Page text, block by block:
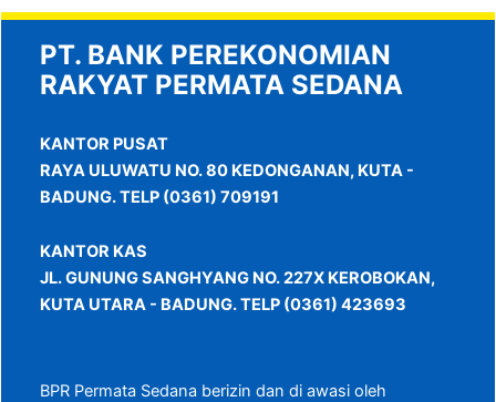
PT. BANK PEREKONOMIAN
RAKYAT PERMATA SEDANA
KANTOR PUSAT
RAYA ULUWATU NO. 80 KEDONGANAN, KUTA -
BADUNG. TELP (0361) 709191
KANTOR KAS
JL. GUNUNG SANGHYANG NO. 227X KEROBOKAN,
KUTA UTARA - BADUNG. TELP (0361) 423693
BPR Permata Sedana berizin dan di awasi oleh